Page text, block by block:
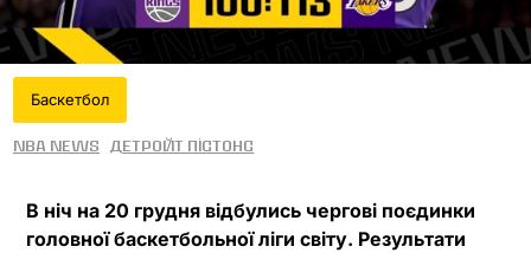
Баскетбол
NBA News Детройт Пістонс
В ніч на 20 грудня відбулись чергові поєдинки
головної баскетбольної ліги світу. Результати